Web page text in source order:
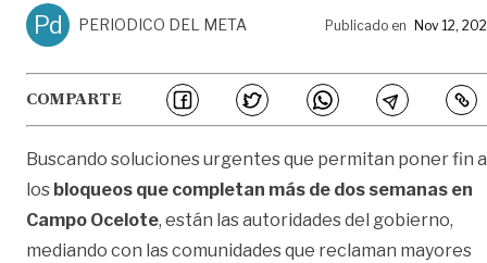
Pd PERIODICO DEL META Publicado en Nov 12,
COMPARTE
Buscando soluciones urgentes que permitan poner fin a
los bloqueos que completan más de dos semanas en
Campo Ocelote, están las autoridades del gobierno,
mediando con las comunidades que reclaman mayores